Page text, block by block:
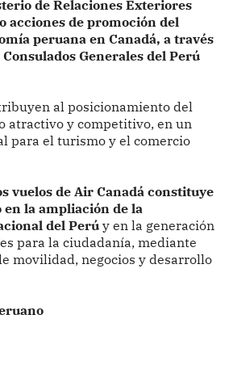
de Relaciones Exteriores
acciones de promoción del
peruana en Canadá, a través
Generales del Perú
al posicionamiento del
atractivo y competitivo, en un
para el turismo y el comercio
vuelos de Air Canadá constituye
la ampliación de la
del Perúy en la generación
para la ciudadanía, mediante
movilidad, negocios y desarrollo